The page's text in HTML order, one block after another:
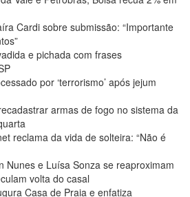
Cardi sobre submissão: “Importante
e pichada com frases
por ‘terrorismo’ após jejum
armas de fogo no sistema da
reclama da vida de solteira: “Não é
Nunes e Luísa Sonza se reaproximam
volta do casal
Casa de Praia e enfatiza